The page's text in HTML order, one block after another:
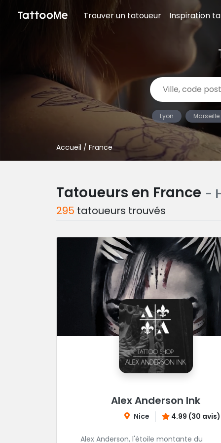
Trouver un tatoueur Inspiration
Lyon Marseille
Accueil / France
Tatoueurs en France -
295 tatoueurs trouvés
Alex Anderson Ink
Nice 4.99 (30 avis)
Alex Anderson, l'étoile montante du